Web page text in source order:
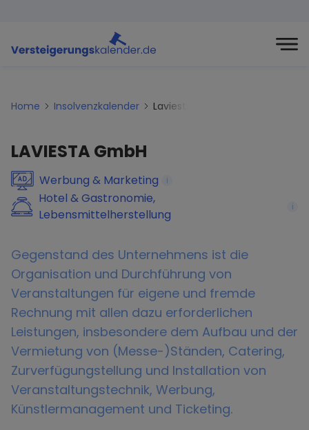
Home Insolvenzkalender Laviesta-gmbh
LAVIESTA GmbH
Werbung & Marketing i
Hotel & Gastronomie,
Lebensmittelherstellung
i
Gegenstand des Unternehmens ist die
Organisation und Durchführung von
Veranstaltungen für eigene und fremde
Rechnung mit allen dazu erforderlichen
Leistungen, insbesondere dem Aufbau und der
Vermietung von (Messe-)Ständen, Catering,
Zurverfügungstellung und Installation von
Veranstaltungstechnik, Werbung,
Künstlermanagement und Ticketing.